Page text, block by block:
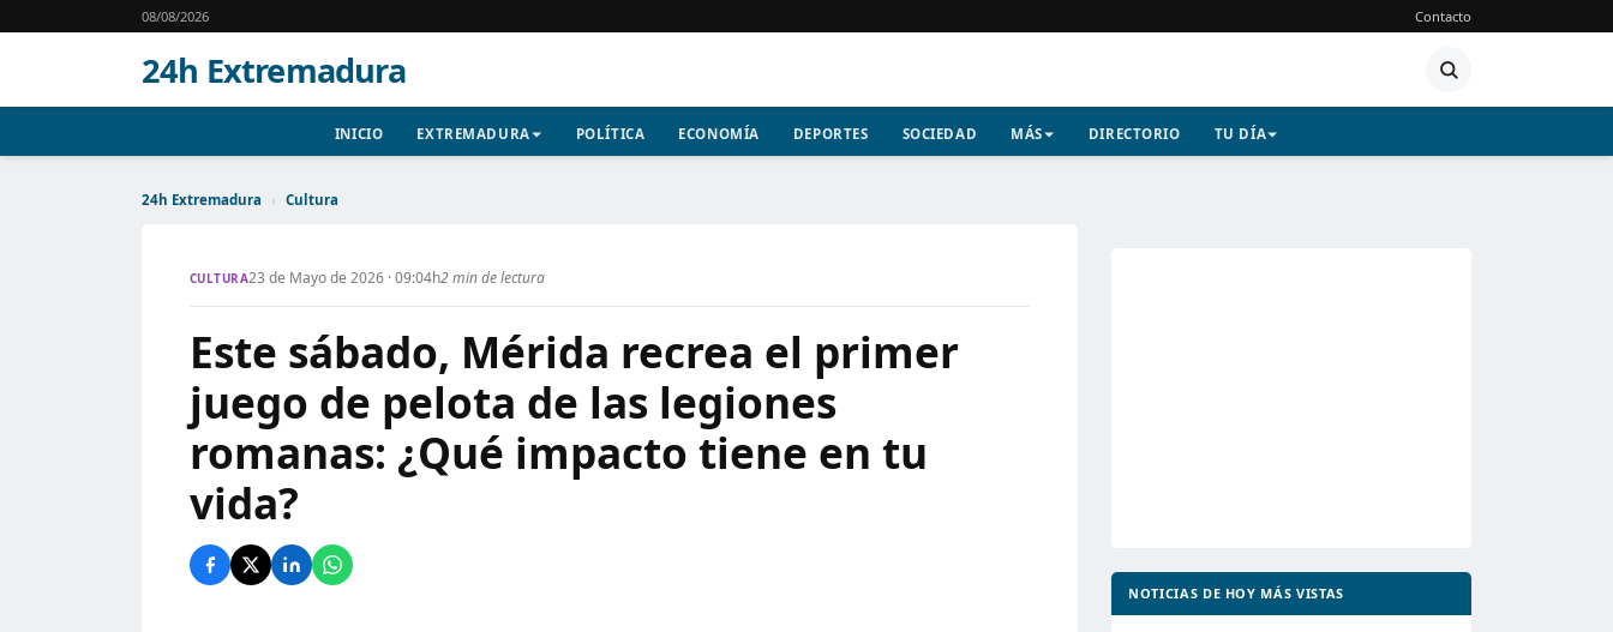
08/08/2026 Contacto
24h Extremadura
INICIO EXTREMADURA POLÍTICA ECONOMÍA DEPORTES SOCIEDAD MÁS DIRECTORIO TU DÍA
24h Extremadura › Cultura
CULTURA23 de Mayo de 2026 · 09:04h2 min de lectura
Este sábado, Mérida recrea el primer
juego de pelota de las legiones
romanas: ¿Qué impacto tiene en tu
vida?
NOTICIAS DE HOY MÁS VISTAS